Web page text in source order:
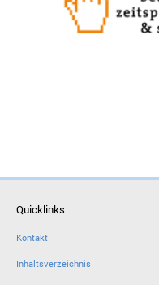
Quicklinks
Kontakt
Inhaltsverzeichnis